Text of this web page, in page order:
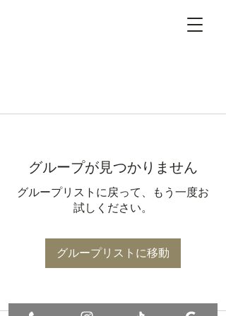
グループが見つかりません
グループリストに戻って、もう一度お
試しください。
グループリストに移動